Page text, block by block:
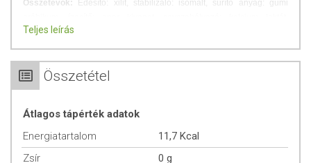
Összetevők: Édesítő: xilit, stabilizáló: isomalt, sűrítő anyag: gumi
savasító: citromsav, elválasztó anyag: magnézium stearate, színezék:
cékla
Tápérték: Egy darab nyalóka (6 g) tápanyagértékét lásd a
TOVÁBBI TUDNIVALÓK
Minőségét megőrzi: Lásd a csomagoláson feltüntetett időpontot.
Teljes leírás
Összetétel
Átlagos tápérték adatok
Energiatartalom
11,7 Kcal
Zsír
0 g